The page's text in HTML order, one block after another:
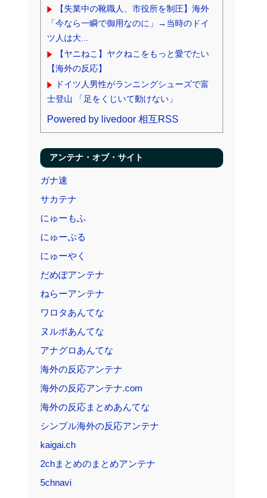
【失業中の靴職人、市役所を制圧】海外
「今なら一瞬で御用なのに」→当時のドイ
ツ人は大...
【ヤニねこ】ヤクねこをもっと愛でたい
【海外の反応】
ドイツ人男性がランニングシューズで富
士登山 「足をくじいて動けない」
Powered by livedoor 相互RSS
アンテナ・オブ・サイト
ガナ速
サカテナ
にゅーもふ
にゅーぷる
にゅーやく
だめぽアンテナ
ねらーアンテナ
ワロタあんてな
ヌルポあんてな
アナグロあんてな
海外の反応アンテナ
海外の反応アンテナ.com
海外の反応まとめあんてな
シンプル海外の反応アンテナ
kaigai.ch
2chまとめのまとめアンテナ
5chnavi